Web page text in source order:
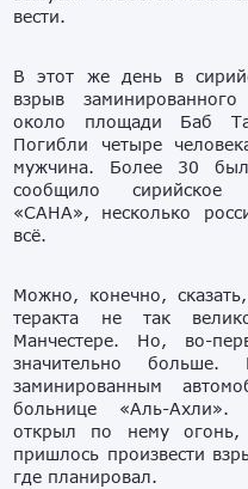
вести.
В этот же день в
взрыв
около площади Баб
Погибли четыре
мужчина. Более 30
сообщило сирийское
«САНА», несколько
всё.
Можно, конечно,
теракта не так
Манчестере. Но, во-
значительно больше.
заминированным
больнице «Аль-
открыл по нему огонь,
пришлось произвести
где планировал.